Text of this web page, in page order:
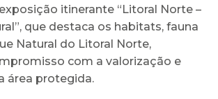
itinerante “Litoral Norte –
que destaca os habitats, fauna
Natural do Litoral Norte,
com a valorização e
área protegida.